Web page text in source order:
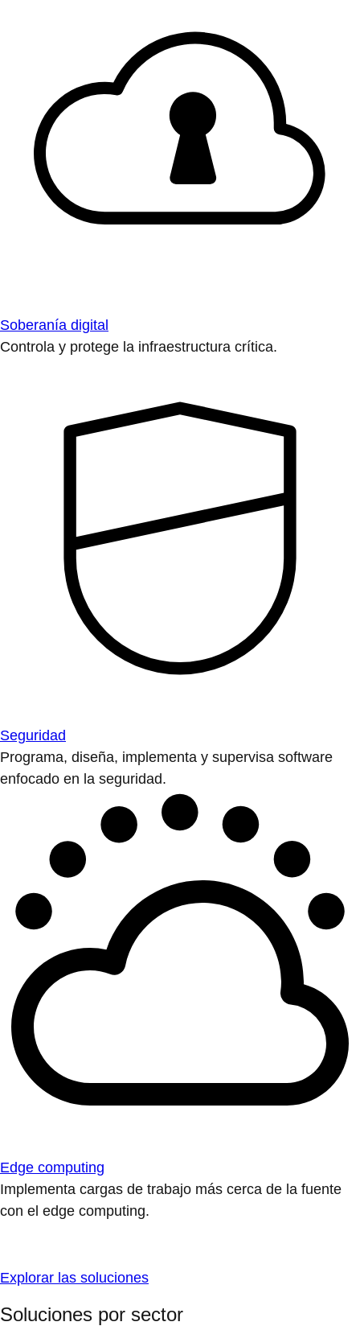
Soberanía digital
Controla y protege la infraestructura crítica.
Seguridad
Programa, diseña, implementa y supervisa software
enfocado en la seguridad.
Edge computing
Implementa cargas de trabajo más cerca de la fuente
con el edge computing.
Explorar las soluciones
Soluciones por sector